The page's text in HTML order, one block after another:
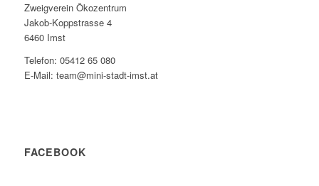
Zweigverein Ökozentrum
Jakob-Koppstrasse 4
6460 Imst
Telefon: 05412 65 080
E-Mail: team@mini-stadt-imst.at
FACEBOOK